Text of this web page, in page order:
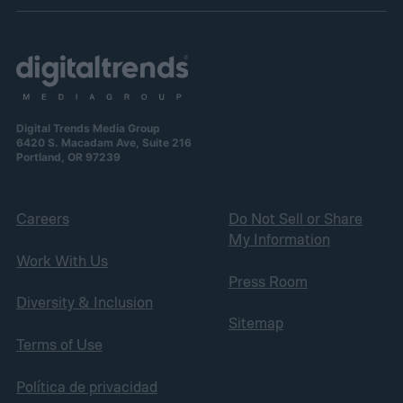
Digital Trends Media Group
6420 S. Macadam Ave, Suite 216
Portland, OR 97239
Careers
Work With Us
Diversity & Inclusion
Terms of Use
Política de privacidad
Do Not Sell or Share
My Information
Press Room
Sitemap